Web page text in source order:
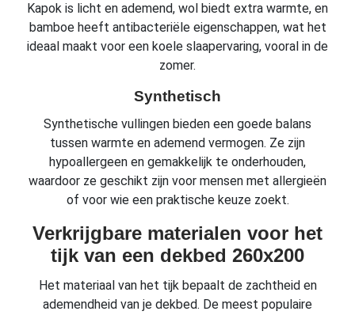
Kapok is licht en ademend, wol biedt extra warmte, en
bamboe heeft antibacteriële eigenschappen, wat het
ideaal maakt voor een koele slaapervaring, vooral in de
zomer.
Synthetisch
Synthetische vullingen bieden een goede balans
tussen warmte en ademend vermogen. Ze zijn
hypoallergeen en gemakkelijk te onderhouden,
waardoor ze geschikt zijn voor mensen met allergieën
of voor wie een praktische keuze zoekt.
Verkrijgbare materialen voor het
tijk van een dekbed 260x200
Het materiaal van het tijk bepaalt de zachtheid en
ademendheid van je dekbed. De meest populaire